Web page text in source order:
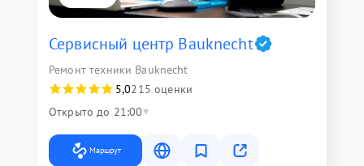
Сервисный центр Bauknecht
Ремонт техники Bauknecht
5,0215 оценки
Открыто до 21:00
Маршрут